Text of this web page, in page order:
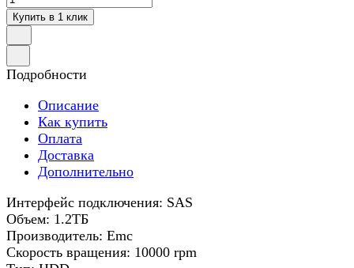
Купить в 1 клик
Подробности
Описание
Как купить
Оплата
Доставка
Дополнительно
Интерфейс подключения: SAS
Объем: 1.2ТБ
Производитель: Emc
Скорость вращения: 10000 rpm